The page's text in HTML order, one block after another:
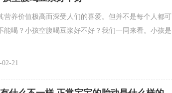
营养价值极高而深受人们的喜爱。但并不是每个人都可
能喝？小孩空腹喝豆浆好不好？我们一同来看。小孩是
21